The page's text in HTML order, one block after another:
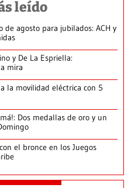
leído
de agosto para jubilados: ACH y
y De La Espriella:
mira
la movilidad eléctrica con 5
Dos medallas de oro y un
el bronce en los Juegos